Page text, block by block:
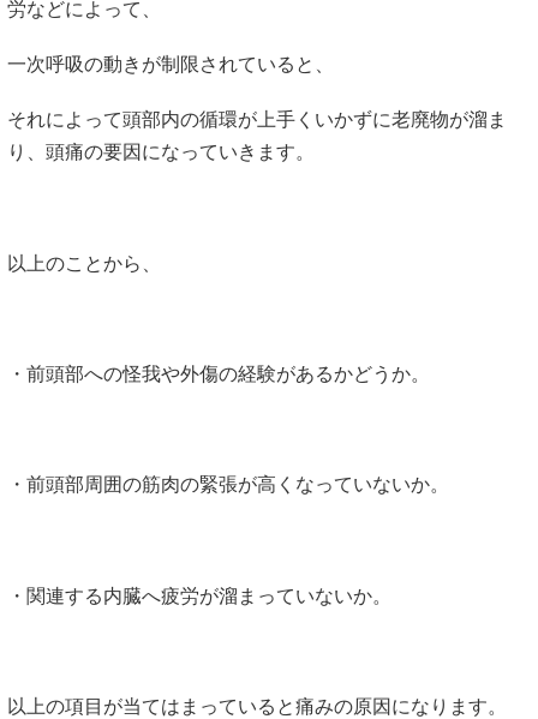
労などによって、
一次呼吸の動きが制限されていると、
それによって頭部内の循環が上手くいかずに老廃物が溜ま
り、頭痛の要因になっていきます。
以上のことから、
・前頭部への怪我や外傷の経験があるかどうか。
・前頭部周囲の筋肉の緊張が高くなっていないか。
・関連する内臓へ疲労が溜まっていないか。
以上の項目が当てはまっていると痛みの原因になります。